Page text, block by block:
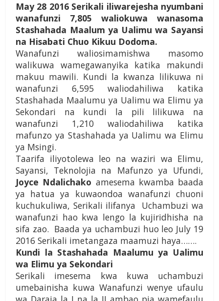
May 28 2016 Serikali iliwarejesha nyumbani
wanafunzi 7,805 waliokuwa wanasoma
Stashahada Maalum ya Ualimu wa Sayansi
na Hisabati Chuo Kikuu Dodoma.
Wanafunzi waliosimamishwa masomo
walikuwa wamegawanyika katika makundi
makuu mawili. Kundi la kwanza lilikuwa ni
wanafunzi 6,595 waliodahiliwa katika
Stashahada Maalumu ya Ualimu wa Elimu ya
Sekondari na kundi la pili lilikuwa na
wanafunzi 1,210 waliodahiliwa katika
mafunzo ya Stashahada ya Ualimu wa Elimu
ya Msingi.
Taarifa iliyotolewa leo na waziri wa Elimu,
Sayansi, Teknolojia na Mafunzo ya Ufundi,
Joyce Ndalichako amesema kwamba baada
ya hatua ya kuwaondoa wanafunzi chuoni
kuchukuliwa, Serikali ilifanya Uchambuzi wa
wanafunzi hao kwa lengo la kujiridhisha na
sifa zao. Baada ya uchambuzi huo leo July 19
2016 Serikali imetangaza maamuzi haya…….
Kundi la Stashahada Maalumu ya Ualimu
wa Elimu ya Sekondari
Serikali imesema kwa kuwa uchambuzi
umebainisha kuwa Wanafunzi wenye ufaulu